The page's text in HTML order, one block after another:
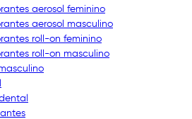
aerosol feminino
aerosol masculino
roll-on feminino
roll-on masculino